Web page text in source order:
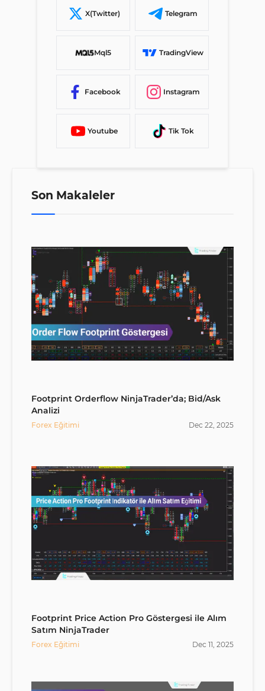
X(Twitter) Telegram
Mql5 TradingView
Facebook Instagram
Youtube Tik Tok
Son Makaleler
Footprint Orderflow NinjaTrader’da; Bid/Ask
Analizi
Forex Eğitimi Dec 22, 2025
Footprint Price Action Pro Göstergesi ile Alım
Satım NinjaTrader
Forex Eğitimi Dec 11, 2025